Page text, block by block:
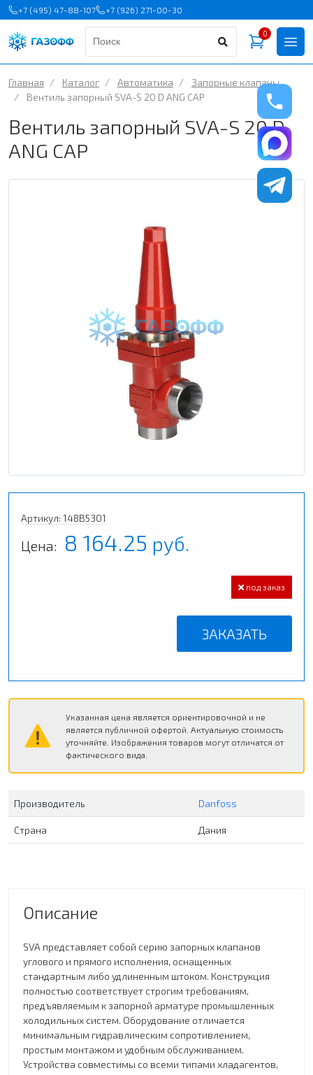
+7 (495) 47-88-107 +7 (926) 271-00-30
0
Главная / Каталог / Автоматика /
Запорные клапаны
/
Вентиль запорный SVA-S 20 D ANG CAP
Вентиль запорный SVA-S 20 D
ANG CAP
Артикул: 148B5301
Цена: 8 164.25 руб.
под заказ
ЗАКАЗАТЬ
Указанная цена является ориентировочной и не
является публичной офертой. Актуальную стоимость
уточняйте. Изображения товаров могут отличатся от
фактического вида.
Производитель Danfoss
Страна Дания
Описание
SVA представляет собой серию запорных клапанов
углового и прямого исполнения, оснащенных
стандартным либо удлиненным штоком. Конструкция
полностью соответствует строгим требованиям,
предъявляемым к запорной арматуре промышленных
холодильных систем. Оборудование отличается
минимальным гидравлическим сопротивлением,
простым монтажом и удобным обслуживанием.
Устройства совместимы со всеми типами хладагентов,